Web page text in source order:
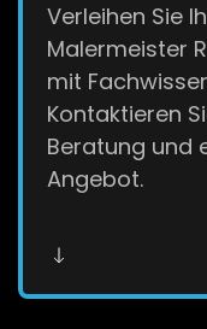
Verleihen Sie
Malermeister
mit
Kontaktieren
Beratung und
Angebot.